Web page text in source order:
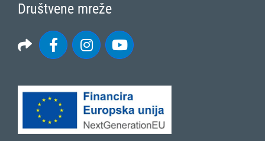
Društvene mreže